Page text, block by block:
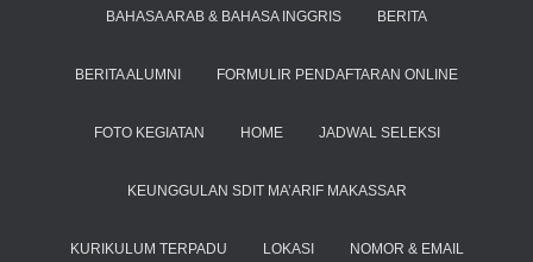
BAHASA ARAB & BAHASA INGGRIS BERITA
BERITA ALUMNI FORMULIR PENDAFTARAN ONLINE
FOTO KEGIATAN HOME JADWAL SELEKSI
KEUNGGULAN SDIT MA’ARIF MAKASSAR
KURIKULUM TERPADU LOKASI NOMOR & EMAIL